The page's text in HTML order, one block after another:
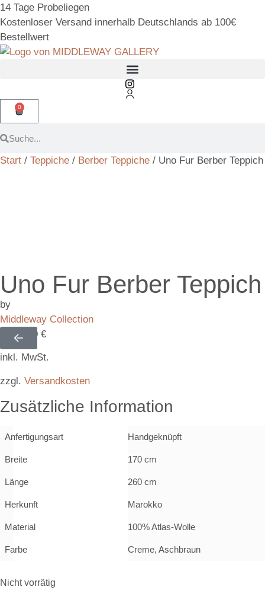
14 Tage Probeliegen
Kostenloser Versand innerhalb Deutschlands ab 100€
Bestellwert
0
Start / Teppiche / Berber Teppiche / Uno Fur Berber Teppich
Uno Fur Berber Teppich
by
Middleway Collection
2.100,00 €
inkl. MwSt.
zzgl. Versandkosten
Zusätzliche Information
Anfertigungsart Handgeknüpft
Breite 170 cm
Länge 260 cm
Herkunft Marokko
Material 100% Atlas-Wolle
Farbe Creme, Aschbraun
Nicht vorrätig